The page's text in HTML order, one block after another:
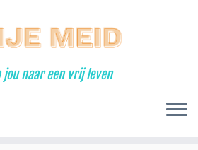
jou naar een vrij leven